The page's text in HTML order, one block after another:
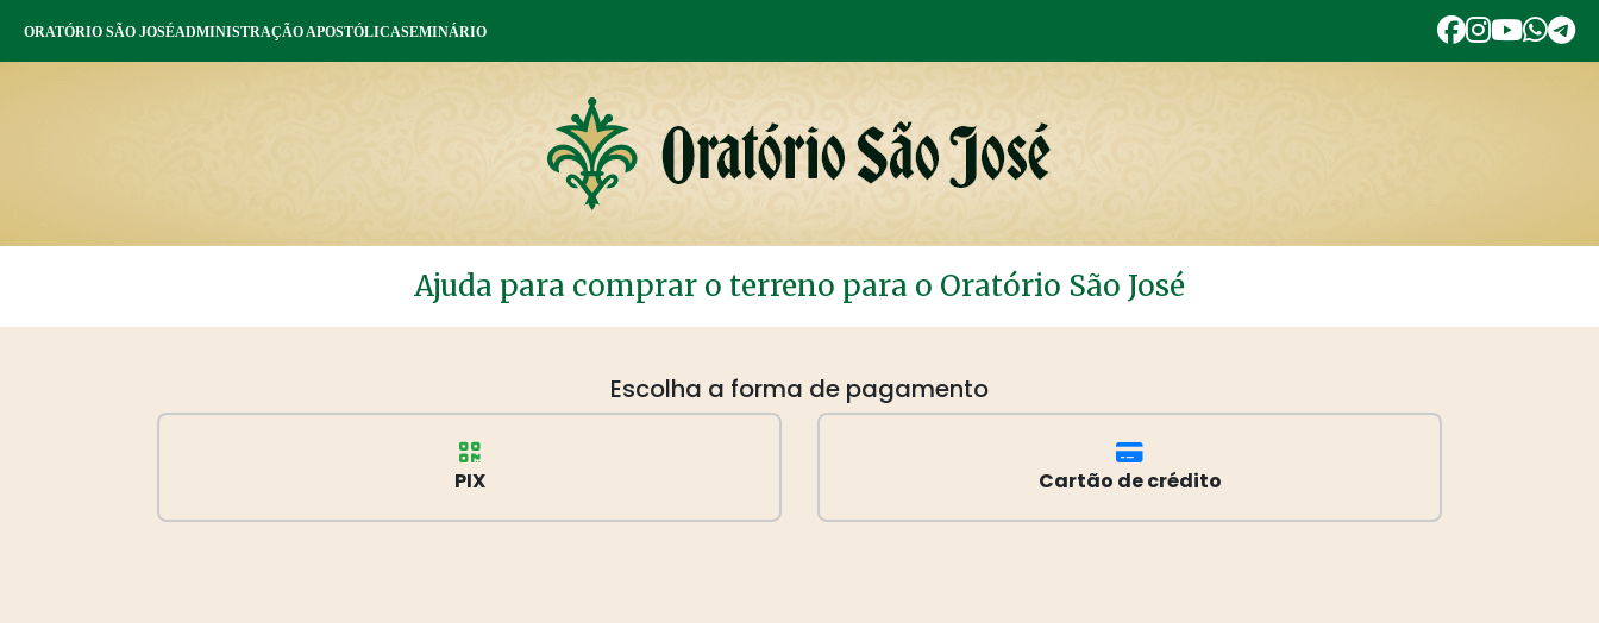
ORATÓRIO SÃO JOSÉADMINISTRAÇÃO APOSTÓLICASEMINÁRIO
Ajuda para comprar o terreno para o Oratório São José
Escolha a forma de pagamento
PIX Cartão de crédito